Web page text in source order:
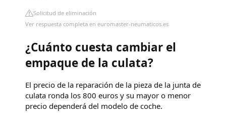
Solicitud de eliminación
Ver respuesta completa en euromaster-neumaticos.es
¿Cuánto cuesta cambiar el
empaque de la culata?
El precio de la reparación de la pieza de la junta de
culata ronda los 800 euros y su mayor o menor
precio dependerá del modelo de coche.